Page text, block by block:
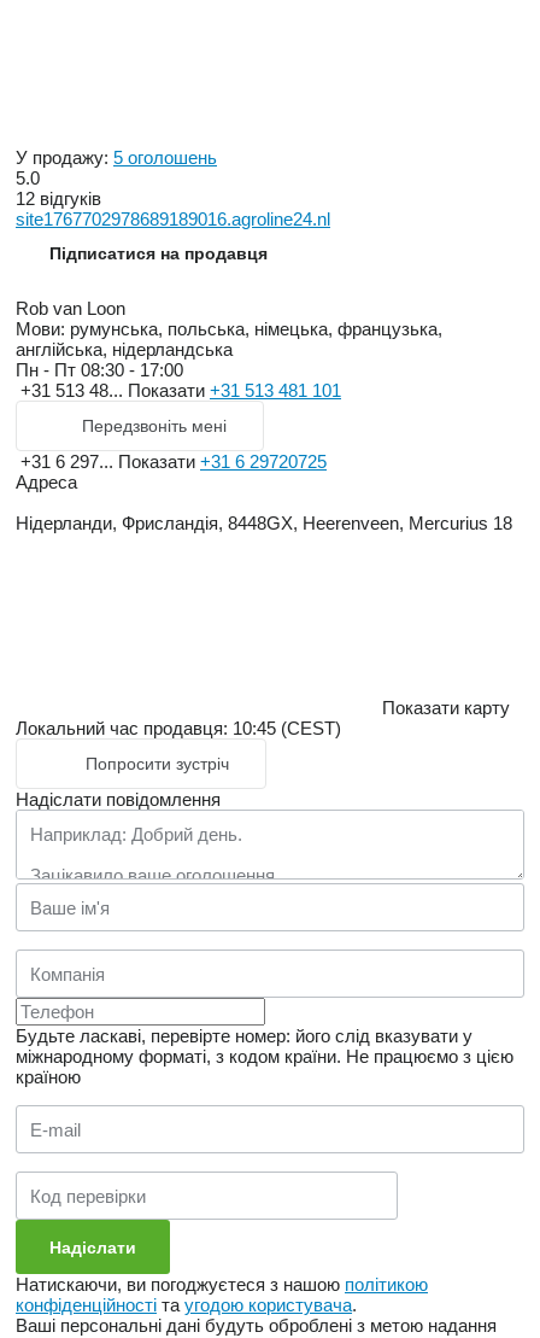
У продажу: 5 оголошень
5.0
12 відгуків
site1767702978689189016.agroline24.nl
Підписатися на продавця
Rob van Loon
Мови: румунська, польська, німецька, французька,
англійська, нідерландська
Пн - Пт 08:30 - 17:00
+31 513 48... Показати +31 513 481 101
Передзвоніть мені
+31 6 297... Показати +31 6 29720725
Адреса
Нідерланди, Фрисландія, 8448GX, Heerenveen, Mercurius 18
Показати карту
Локальний час продавця: 10:45 (CEST)
Попросити зустріч
Надіслати повідомлення
Будьте ласкаві, перевірте номер: його слід вказувати у
міжнародному форматі, з кодом країни. Не працюємо з цією
країною
Натискаючи, ви погоджуєтеся з нашою політикою
конфіденційності та угодою користувача.
Ваші персональні дані будуть оброблені з метою надання